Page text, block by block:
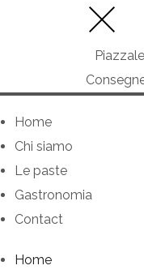
Home
Chi siamo
Le paste
Gastronomia
Contact
Home